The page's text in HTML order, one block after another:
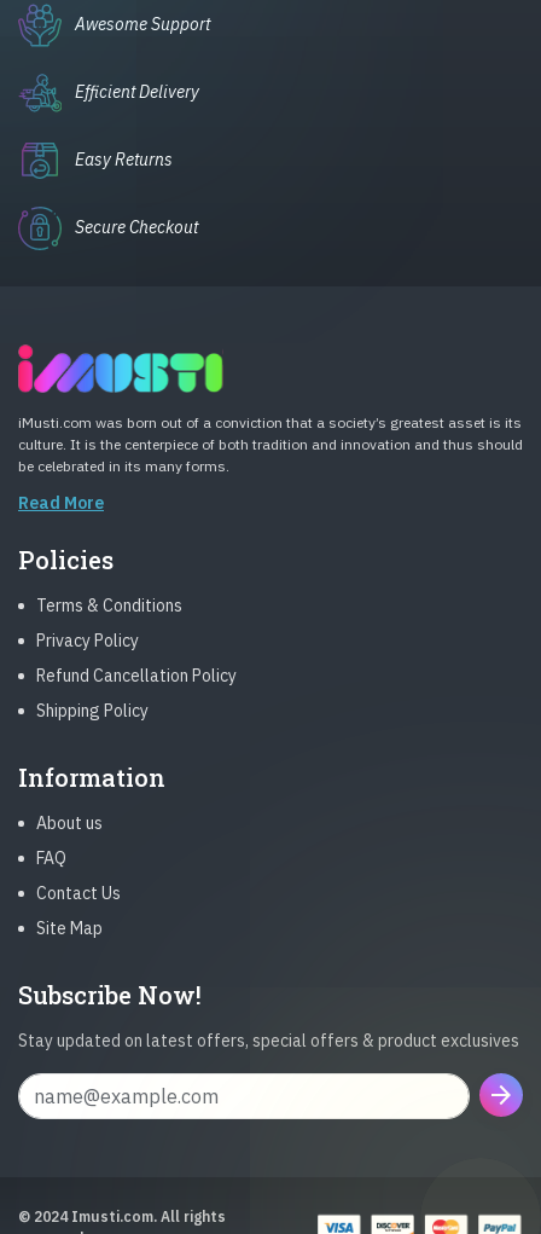
Awesome Support
Efficient Delivery
Easy Returns
Secure Checkout
iMusti.com was born out of a conviction that a society’s greatest asset is its
culture. It is the centerpiece of both tradition and innovation and thus should
be celebrated in its many forms.
Read More
Policies
Terms & Conditions
Privacy Policy
Refund Cancellation Policy
Shipping Policy
Information
About us
FAQ
Contact Us
Site Map
Subscribe Now!
Stay updated on latest offers, special offers & product exclusives
arrow_forward
© 2024 Imusti.com. All rights